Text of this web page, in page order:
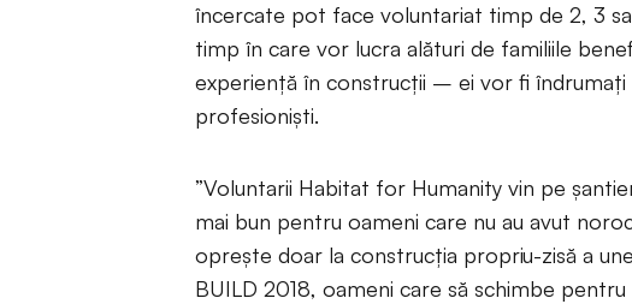
încercate pot face voluntariat timp de 2, 3
timp în care vor lucra alături de familiile
experiență în construcții – ei vor fi
profesioniști.
”Voluntarii Habitat for Humanity vin pe
mai bun pentru oameni care nu au avut
oprește doar la construcția propriu-zisă a
BUILD 2018, oameni care să schimbe